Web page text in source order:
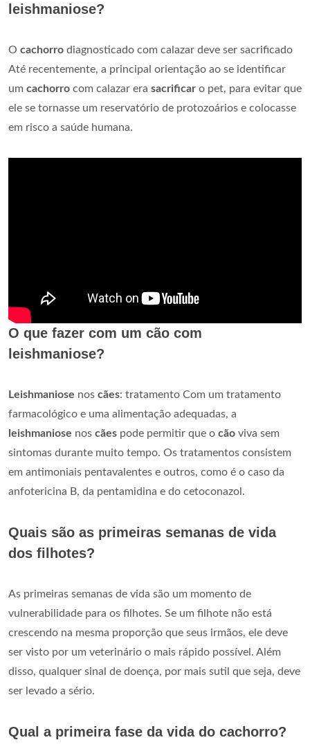
leishmaniose?
O cachorro diagnosticado com calazar deve ser sacrificado
Até recentemente, a principal orientação ao se identificar
um cachorro com calazar era sacrificar o pet, para evitar que
ele se tornasse um reservatório de protozoários e colocasse
em risco a saúde humana.
O que fazer com um cão com
leishmaniose?
Leishmaniose nos cães: tratamento Com um tratamento
farmacológico e uma alimentação adequadas, a
leishmaniose nos cães pode permitir que o cão viva sem
sintomas durante muito tempo. Os tratamentos consistem
em antimoniais pentavalentes e outros, como é o caso da
anfotericina B, da pentamidina e do cetoconazol.
Quais são as primeiras semanas de vida
dos filhotes?
As primeiras semanas de vida são um momento de
vulnerabilidade para os filhotes. Se um filhote não está
crescendo na mesma proporção que seus irmãos, ele deve
ser visto por um veterinário o mais rápido possível. Além
disso, qualquer sinal de doença, por mais sutil que seja, deve
ser levado a sério.
Qual a primeira fase da vida do cachorro?